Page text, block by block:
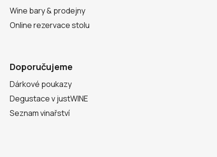
Wine bary & prodejny
Online rezervace stolu
Doporučujeme
Dárkové poukazy
Degustace v justWINE
Seznam vinařství